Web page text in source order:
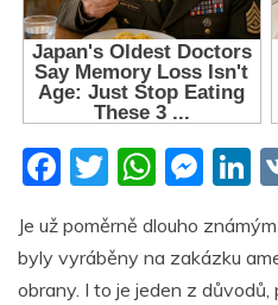
F
c
e
T
w
itt
er
W
at
s
M
ss
e
n
k
e
Je už poměrně dlouho
byly vyráběny na zakázku
obrany. I to je jeden z